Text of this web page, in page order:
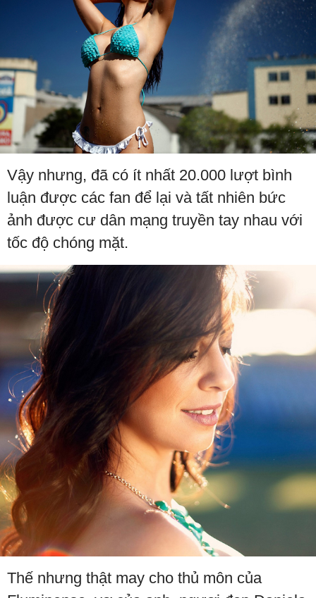
Vậy nhưng, đã có ít nhất 20.000 lượt bình
luận được các fan để lại và tất nhiên bức
ảnh được cư dân mạng truyền tay nhau với
tốc độ chóng mặt.
Thế nhưng thật may cho thủ môn của